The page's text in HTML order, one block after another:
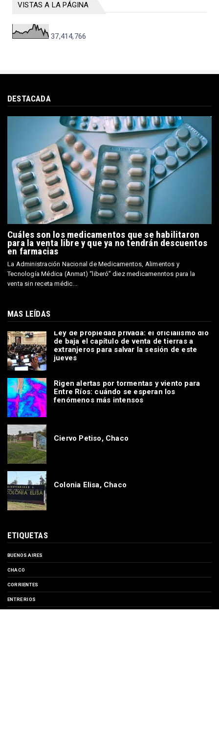
VISTAS A LA PÁGINA
37,414,766
DESTACADA
Cuáles son los medicamentos que se habilitaron
para la venta libre y que ya no tendrán descuentos
en farmacias
La Administración Nacional de Medicamentos, Alimentos y
Tecnología Médica (Anmat) “liberó” diez medicamenntos para la
venta sin receta médic...
MAS LEÍDAS
Ley de propiedad privada: el oficialismo dio
de baja el capítulo de venta de tierras a
extranjeros para salvar la sesión de este
jueves
Rigen alertas por tormentas y viento para
Entre Ríos: cuándo se esperan los
fenómenos más intensos
Ciervo Petiso, Chaco
Colonia Elisa, Chaco
ETIQUETAS
BUENOS AIRES
CHACO
CORRIENTES
ENTRE RIOS